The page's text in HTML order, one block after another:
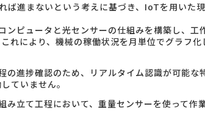
ば進まないという考えに基づき、IoTを用いた
ンピュータと光センサーの仕組みを構築し、
れにより、機械の稼働状況を月単位でグラフ
の進捗確認のため、リアルタイム認識が可能
ていません。
み立て工程において、重量センサーを使って作